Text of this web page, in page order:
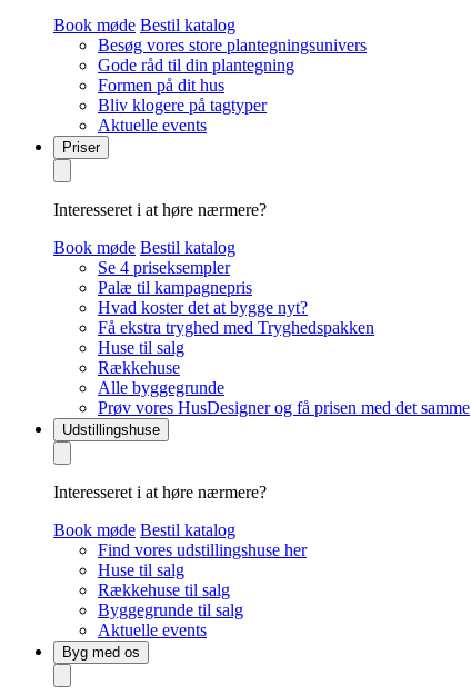
Book møde Bestil katalog
Besøg vores store plantegningsunivers
Gode råd til din plantegning
Formen på dit hus
Bliv klogere på tagtyper
Aktuelle events
Priser
Interesseret i at høre nærmere?
Book møde Bestil katalog
Se 4 priseksempler
Palæ til kampagnepris
Hvad koster det at bygge nyt?
Få ekstra tryghed med Tryghedspakken
Huse til salg
Rækkehuse
Alle byggegrunde
Prøv vores HusDesigner og få prisen med det samme
Udstillingshuse
Interesseret i at høre nærmere?
Book møde Bestil katalog
Find vores udstillingshuse her
Huse til salg
Rækkehuse til salg
Byggegrunde til salg
Aktuelle events
Byg med os